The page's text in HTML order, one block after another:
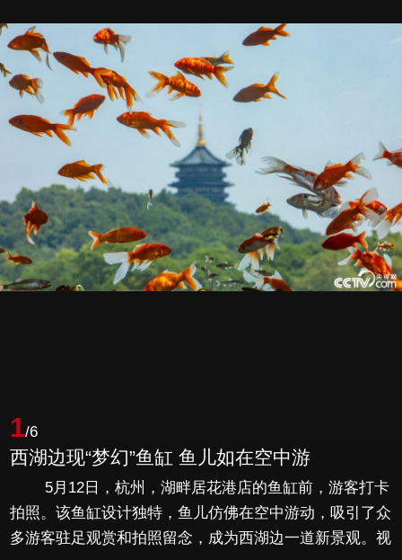
1/6
西湖边现“梦幻”鱼缸 鱼儿如在空中游
5月12日，杭州，湖畔居花港店的鱼缸前，游客打卡
拍照。该鱼缸设计独特，鱼儿仿佛在空中游动，吸引了众
多游客驻足观赏和拍照留念，成为西湖边一道新景观。视